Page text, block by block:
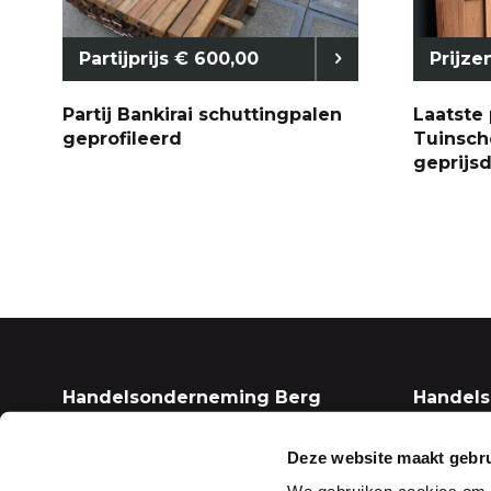
Deze website maakt
Partijprijs € 600,00
Partij Bankirai schuttingpalen
geprofileerd
Laatste
geprijsd
Handelsonderneming Berg
(Opslag)